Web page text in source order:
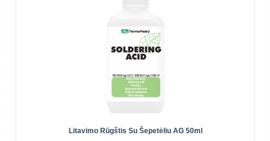
Litavimo Rūgštis Su Šepetėliu AG 50ml